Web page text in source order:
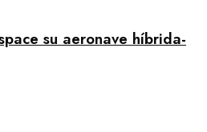
su aeronave híbrida-